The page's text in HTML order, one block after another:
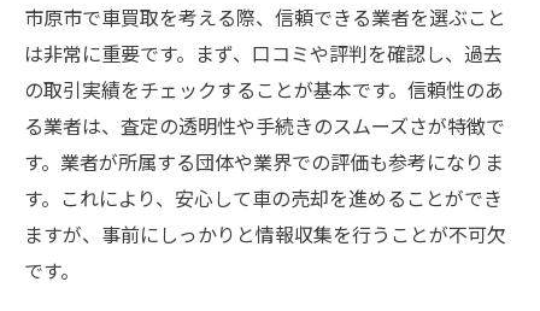
安心して任せられる業者の選び方
高評価店のスタッフ対応の良さを確認
査定額とサービスのバランスを見極める
高評価店選びで失敗しないための注意点
口コミで評判の市原市車買取業者を徹底分析そ
の魅力とは
市原市で車買取を考える際、信頼できる業者を選ぶこと
は非常に重要です。まず、口コミや評判を確認し、過去
の取引実績をチェックすることが基本です。信頼性のあ
る業者は、査定の透明性や手続きのスムーズさが特徴で
す。業者が所属する団体や業界での評価も参考になりま
す。これにより、安心して車の売却を進めることができ
ますが、事前にしっかりと情報収集を行うことが不可欠
です。